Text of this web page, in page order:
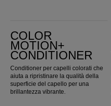
COLOR
MOTION+
CONDITIONER
Conditioner per capelli colorati che
aiuta a ripristinare la qualità della
superficie del capello per una
brillantezza vibrante.